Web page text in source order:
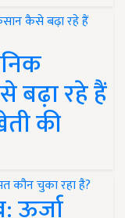
बढ़ा रहे हैं
की
ऊर्जा